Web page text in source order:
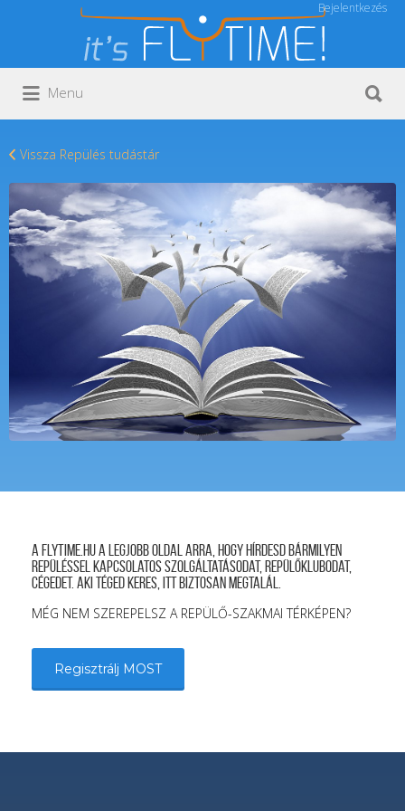
Bejelentkezés
Keresés:
Menu
Vissza Repülés tudástár
A FLYTIME.HU a legjobb oldal arra, hogy hírdesd bármilyen
repüléssel kapcsolatos szolgáltatásodat, repülőklubodat,
cégedet. Aki téged keres, itt biztosan megtalál.
MÉG NEM SZEREPELSZ A REPÜLŐ-SZAKMAI TÉRKÉPEN?
Regisztrálj MOST